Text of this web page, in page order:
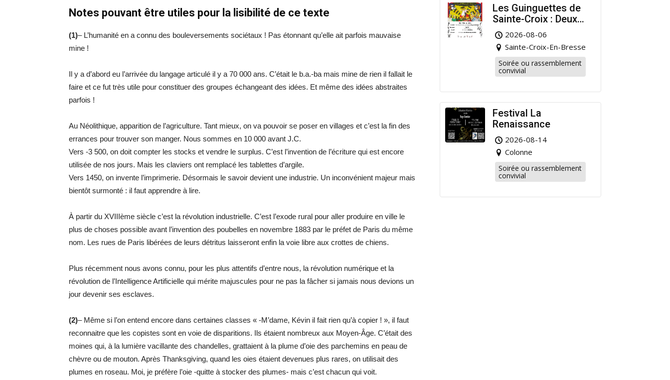
Notes pouvant être utiles pour la lisibilité de ce texte
(1)– L’humanité en a connu des bouleversements sociétaux ! Pas étonnant qu’elle ait parfois mauvaise
mine !
Il y a d’abord eu l’arrivée du langage articulé il y a 70 000 ans. C’était le b.a.-ba mais mine de rien il fallait le
faire et ce fut très utile pour constituer des groupes échangeant des idées. Et même des idées abstraites
parfois !
Au Néolithique, apparition de l’agriculture. Tant mieux, on va pouvoir se poser en villages et c’est la fin des
errances pour trouver son manger. Nous sommes en 10 000 avant J.C.
Vers -3 500, on doit compter les stocks et vendre le surplus. C’est l’invention de l’écriture qui est encore
utilisée de nos jours. Mais les claviers ont remplacé les tablettes d’argile.
Vers 1450, on invente l’imprimerie. Désormais le savoir devient une industrie. Un inconvénient majeur mais
bientôt surmonté : il faut apprendre à lire.
À partir du XVIIIème siècle c’est la révolution industrielle. C’est l’exode rural pour aller produire en ville le
plus de choses possible avant l’invention des poubelles en novembre 1883 par le préfet de Paris du même
nom. Les rues de Paris libérées de leurs détritus laisseront enfin la voie libre aux crottes de chiens.
Plus récemment nous avons connu, pour les plus attentifs d’entre nous, la révolution numérique et la
révolution de l’Intelligence Artificielle qui mérite majuscules pour ne pas la fâcher si jamais nous devions un
jour devenir ses esclaves.
(2)– Même si l’on entend encore dans certaines classes « -M’dame, Kévin il fait rien qu’à copier ! », il faut
reconnaitre que les copistes sont en voie de disparitions. Ils étaient nombreux aux Moyen-Âge. C’était des
moines qui, à la lumière vacillante des chandelles, grattaient à la plume d’oie des parchemins en peau de
chèvre ou de mouton. Après Thanksgiving, quand les oies étaient devenues plus rares, on utilisait des
plumes en roseau. Moi, je préfère l’oie -quitte à stocker des plumes- mais c’est chacun qui voit.
Les Guinguettes de
Sainte-Croix : Deux
Rendez-vous
Dansants pour
Prolonger l’Été !
2026-08-06
Sainte-Croix-En-Bresse
Soirée ou rassemblement
convivial
Festival La
Renaissance
2026-08-14
Colonne
Soirée ou rassemblement
convivial